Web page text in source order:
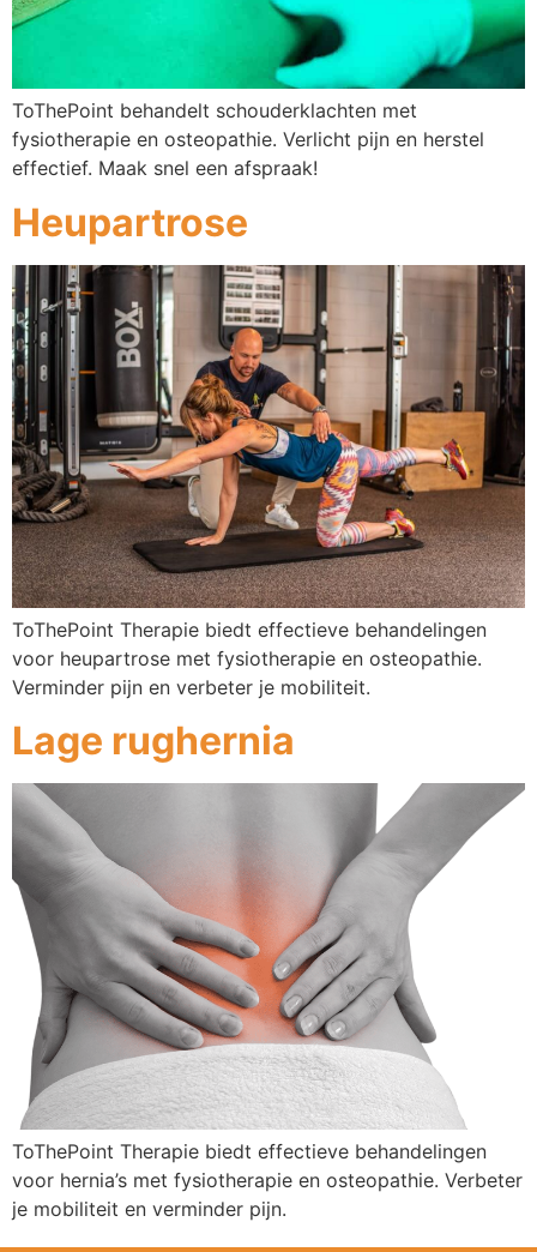
ToThePoint behandelt schouderklachten met
fysiotherapie en osteopathie. Verlicht pijn en herstel
effectief. Maak snel een afspraak!
Heupartrose
ToThePoint Therapie biedt effectieve behandelingen
voor heupartrose met fysiotherapie en osteopathie.
Verminder pijn en verbeter je mobiliteit.
Lage rughernia
ToThePoint Therapie biedt effectieve behandelingen
voor hernia’s met fysiotherapie en osteopathie. Verbeter
je mobiliteit en verminder pijn.